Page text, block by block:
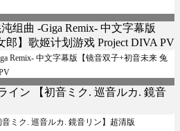
Remix- 中文字幕版【镜音双子+初音未来 兔
ミク. 巡音ルカ. 鏡音リン】超清版